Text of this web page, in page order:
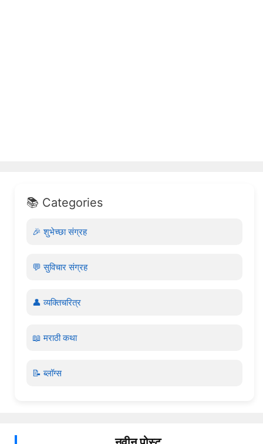
📚 Categories
🎉 शुभेच्छा संग्रह
💬 सुविचार संग्रह
👤 व्यक्तिचरित्र
📖 मराठी कथा
📝 ब्लॉग्स